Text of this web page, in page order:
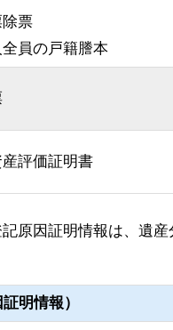
除票
全員の戸籍謄本
産評価証明書
原因証明情報は、遺産
明情報）